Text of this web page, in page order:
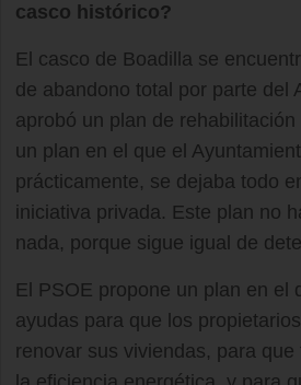
casco histórico?
El casco de Boadilla se
de abandono total por parte del
aprobó un plan de
un plan en el que el
prácticamente, se dejaba todo
iniciativa privada. Este plan no
nada, porque sigue igual de
El PSOE propone un plan en el
ayudas para que los
renovar sus viviendas, para